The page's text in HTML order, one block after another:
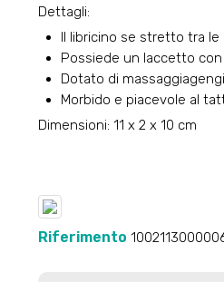
Dettagli:
Il libricino se stretto tra
Possiede un laccetto
Dotato di
Morbido e piacevole al
Dimensioni: 11 x 2 x 10 cm
Riferimento